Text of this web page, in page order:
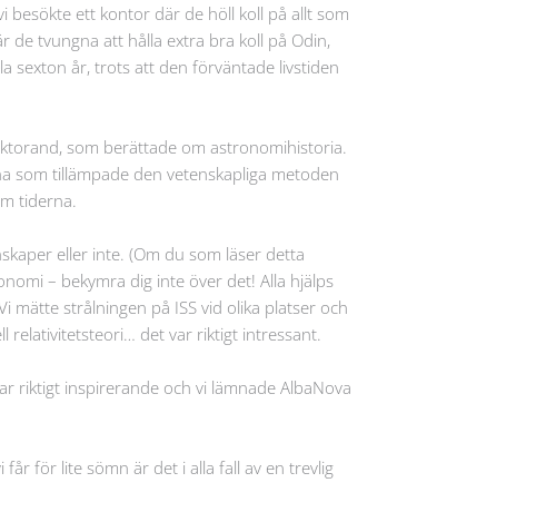
besökte ett kontor där de höll koll på allt som
de tvungna att hålla extra bra koll på Odin,
sexton år, trots att den förväntade livstiden
som berättade om astronomihistoria.
som tillämpade den vetenskapliga metoden
tiderna.
eller inte. (Om du som läser detta
– bekymra dig inte över det! Alla hjälps
mätte strålningen på ISS vid olika platser och
relativitetsteori… det var riktigt intressant.
riktigt inspirerande och vi lämnade AlbaNova
för lite sömn är det i alla fall av en trevlig